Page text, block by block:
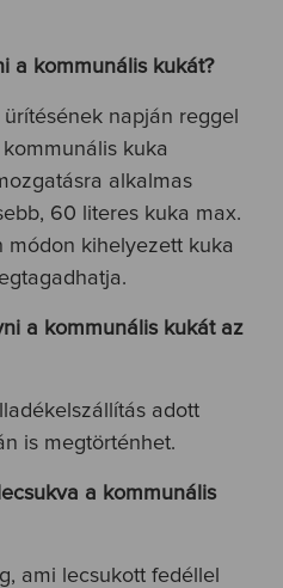
a kommunális kukát?
napján reggel
kuka
alkalmas
60 literes kuka max.
módon kihelyezett kuka
a kommunális kukát az
adott
is megtörténhet.
a kommunális
ami lecsukott fedéllel